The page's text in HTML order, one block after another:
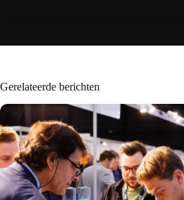
Gerelateerde berichten